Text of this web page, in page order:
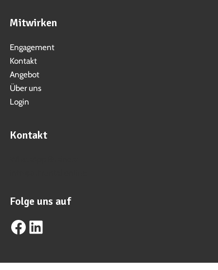
Mitwirken
Engagement
Kontakt
Angebot
Über uns
Login
Kontakt
Folge uns auf
Facebook
LinkedIn